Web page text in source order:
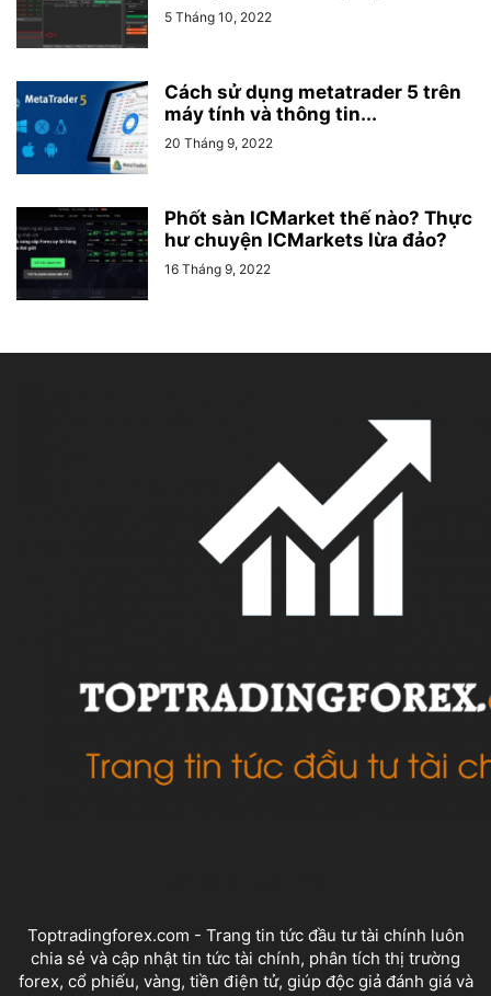
5 Tháng 10, 2022
Cách sử dụng metatrader 5 trên
máy tính và thông tin...
20 Tháng 9, 2022
Phốt sàn ICMarket thế nào? Thực
hư chuyện ICMarkets lừa đảo?
16 Tháng 9, 2022
Toptradingforex.com - Trang tin tức đầu tư tài chính luôn
chia sẻ và cập nhật tin tức tài chính, phân tích thị trường
forex, cổ phiếu, vàng, tiền điện tử, giúp độc giả đánh giá và